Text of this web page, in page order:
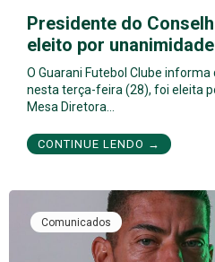
Presidente do
eleito por unanimidade
O Guarani Futebol Clube
nesta terça-feira (28), foi eleita
Mesa Diretora…
CONTINUE LENDO →
Comunicados